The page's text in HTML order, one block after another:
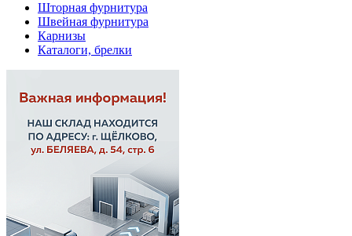
Шторная фурнитура
Швейная фурнитура
Карнизы
Каталоги, брелки